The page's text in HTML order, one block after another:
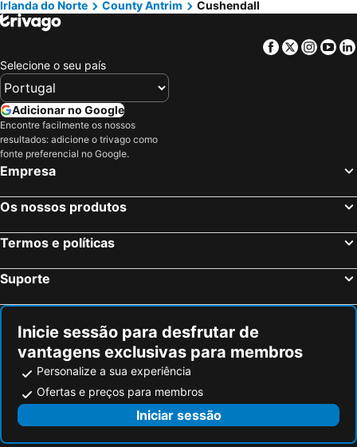
Larne, Irlanda do Norte Hotéis Newtownards, Irlanda do Norte Hotéis
Cookstown, Irlanda do Norte Hotéis
Belfast, Irlanda do Norte Hotéis
Derry-Londonderry, Irlanda do Norte Hotéis
Letterkenny, Eire Hotéis
Portpatrick, Escócia Hotéis
Holywood, Irlanda do Norte Hotéis
Crumlin, Irlanda do Norte Hotéis
Edimburgo, Escócia Hotéis
Liverpool, Inglaterra Hotéis
Glasgow, Escócia Hotéis
Bristol, Inglaterra Hotéis
Irlanda do Norte
County Antrim Cushendall
Facebook
Twitter
Selecione o seu país
Adicionar no Google
Encontre facilmente os nossos
resultados: adicione o trivago como
fonte preferencial no Google.
Empresa
Os nossos produtos
Termos e políticas
Suporte
Inicie sessão para desfrutar de
vantagens exclusivas para membros
Personalize a sua experiência
Ofertas e preços para membros
Iniciar sessão